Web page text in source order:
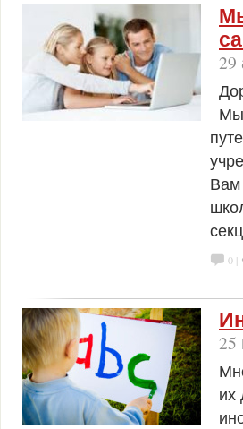
29
Мы
Вам
0 |
25
их